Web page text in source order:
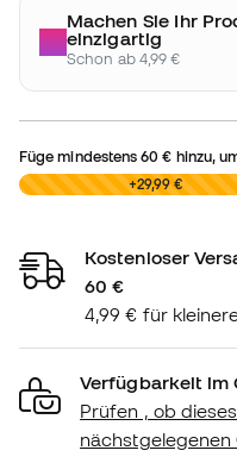
Machen Sie Ihr
einzigartig
Schon ab 4,99 €
Füge mindestens60 € hinzu,
0,00 € +29,99 €
Kostenloser
60 €
4,99 € für
Verfügbarkeit im
Prüfen , ob
nächstgelegenen